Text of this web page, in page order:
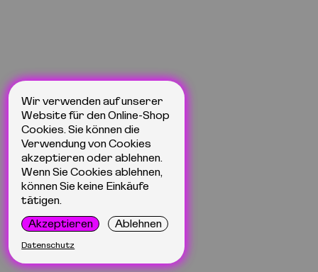
Wir verwenden auf unserer
Website für den Online-Shop
Cookies. Sie können die
Verwendung von Cookies
akzeptieren oder ablehnen.
Wenn Sie Cookies ablehnen,
können Sie keine Einkäufe
tätigen.
Akzeptieren
Ablehnen
Datenschutz